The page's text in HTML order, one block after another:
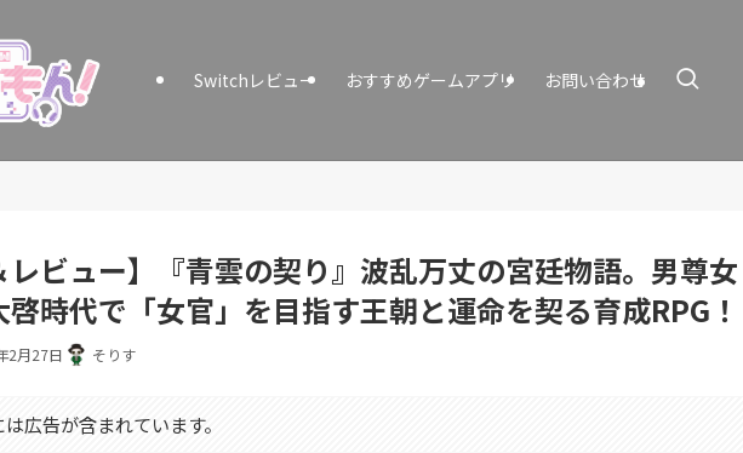
Switchレビュー おすすめゲームアプリ お問い合わせ
レビュー】『青雲の契り』波乱万丈の宮廷物語。男尊女
時代で「女官」を目指す王朝と運命を契る育成RPG！
2月27日 そりす
広告が含まれています。